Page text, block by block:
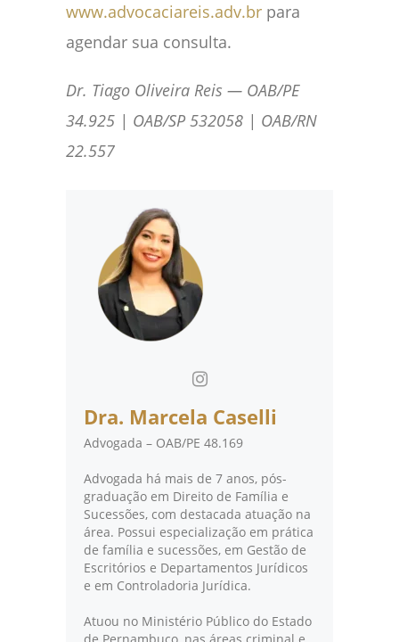
www.advocaciareis.adv.br para
agendar sua consulta.
Dr. Tiago Oliveira Reis — OAB/PE
34.925 | OAB/SP 532058 | OAB/RN
22.557
Dra. Marcela Caselli
Advogada – OAB/PE 48.169
Advogada há mais de 7 anos, pós-
graduação em Direito de Família e
Sucessões, com destacada atuação na
área. Possui especialização em prática
de família e sucessões, em Gestão de
Escritórios e Departamentos Jurídicos
e em Controladoria Jurídica.
Atuou no Ministério Público do Estado